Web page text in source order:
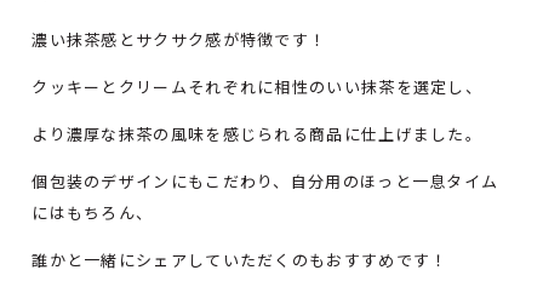
濃い抹茶感とサクサク感が特徴です！
クッキーとクリームそれぞれに相性のいい抹茶を選定し、
より濃厚な抹茶の風味を感じられる商品に仕上げました。
個包装のデザインにもこだわり、自分用のほっと一息タイム
にはもちろん、
誰かと一緒にシェアしていただくのもおすすめです！